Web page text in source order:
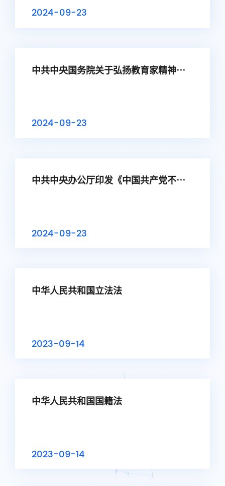
2024-09-23
中共中央国务院关于弘扬教育家精神加
2024-09-23
中共中央办公厅印发《中国共产党不合
2024-09-23
中华人民共和国立法法
2023-09-14
中华人民共和国国籍法
2023-09-14